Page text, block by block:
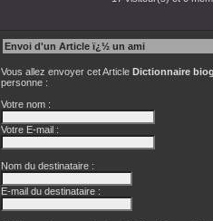
Envoi d'un Article ï¿½ un ami
Vous allez envoyer cet Article Dictionnaire
personne :
Votre nom :
Votre E-mail :
Nom du destinataire :
E-mail du destinataire :